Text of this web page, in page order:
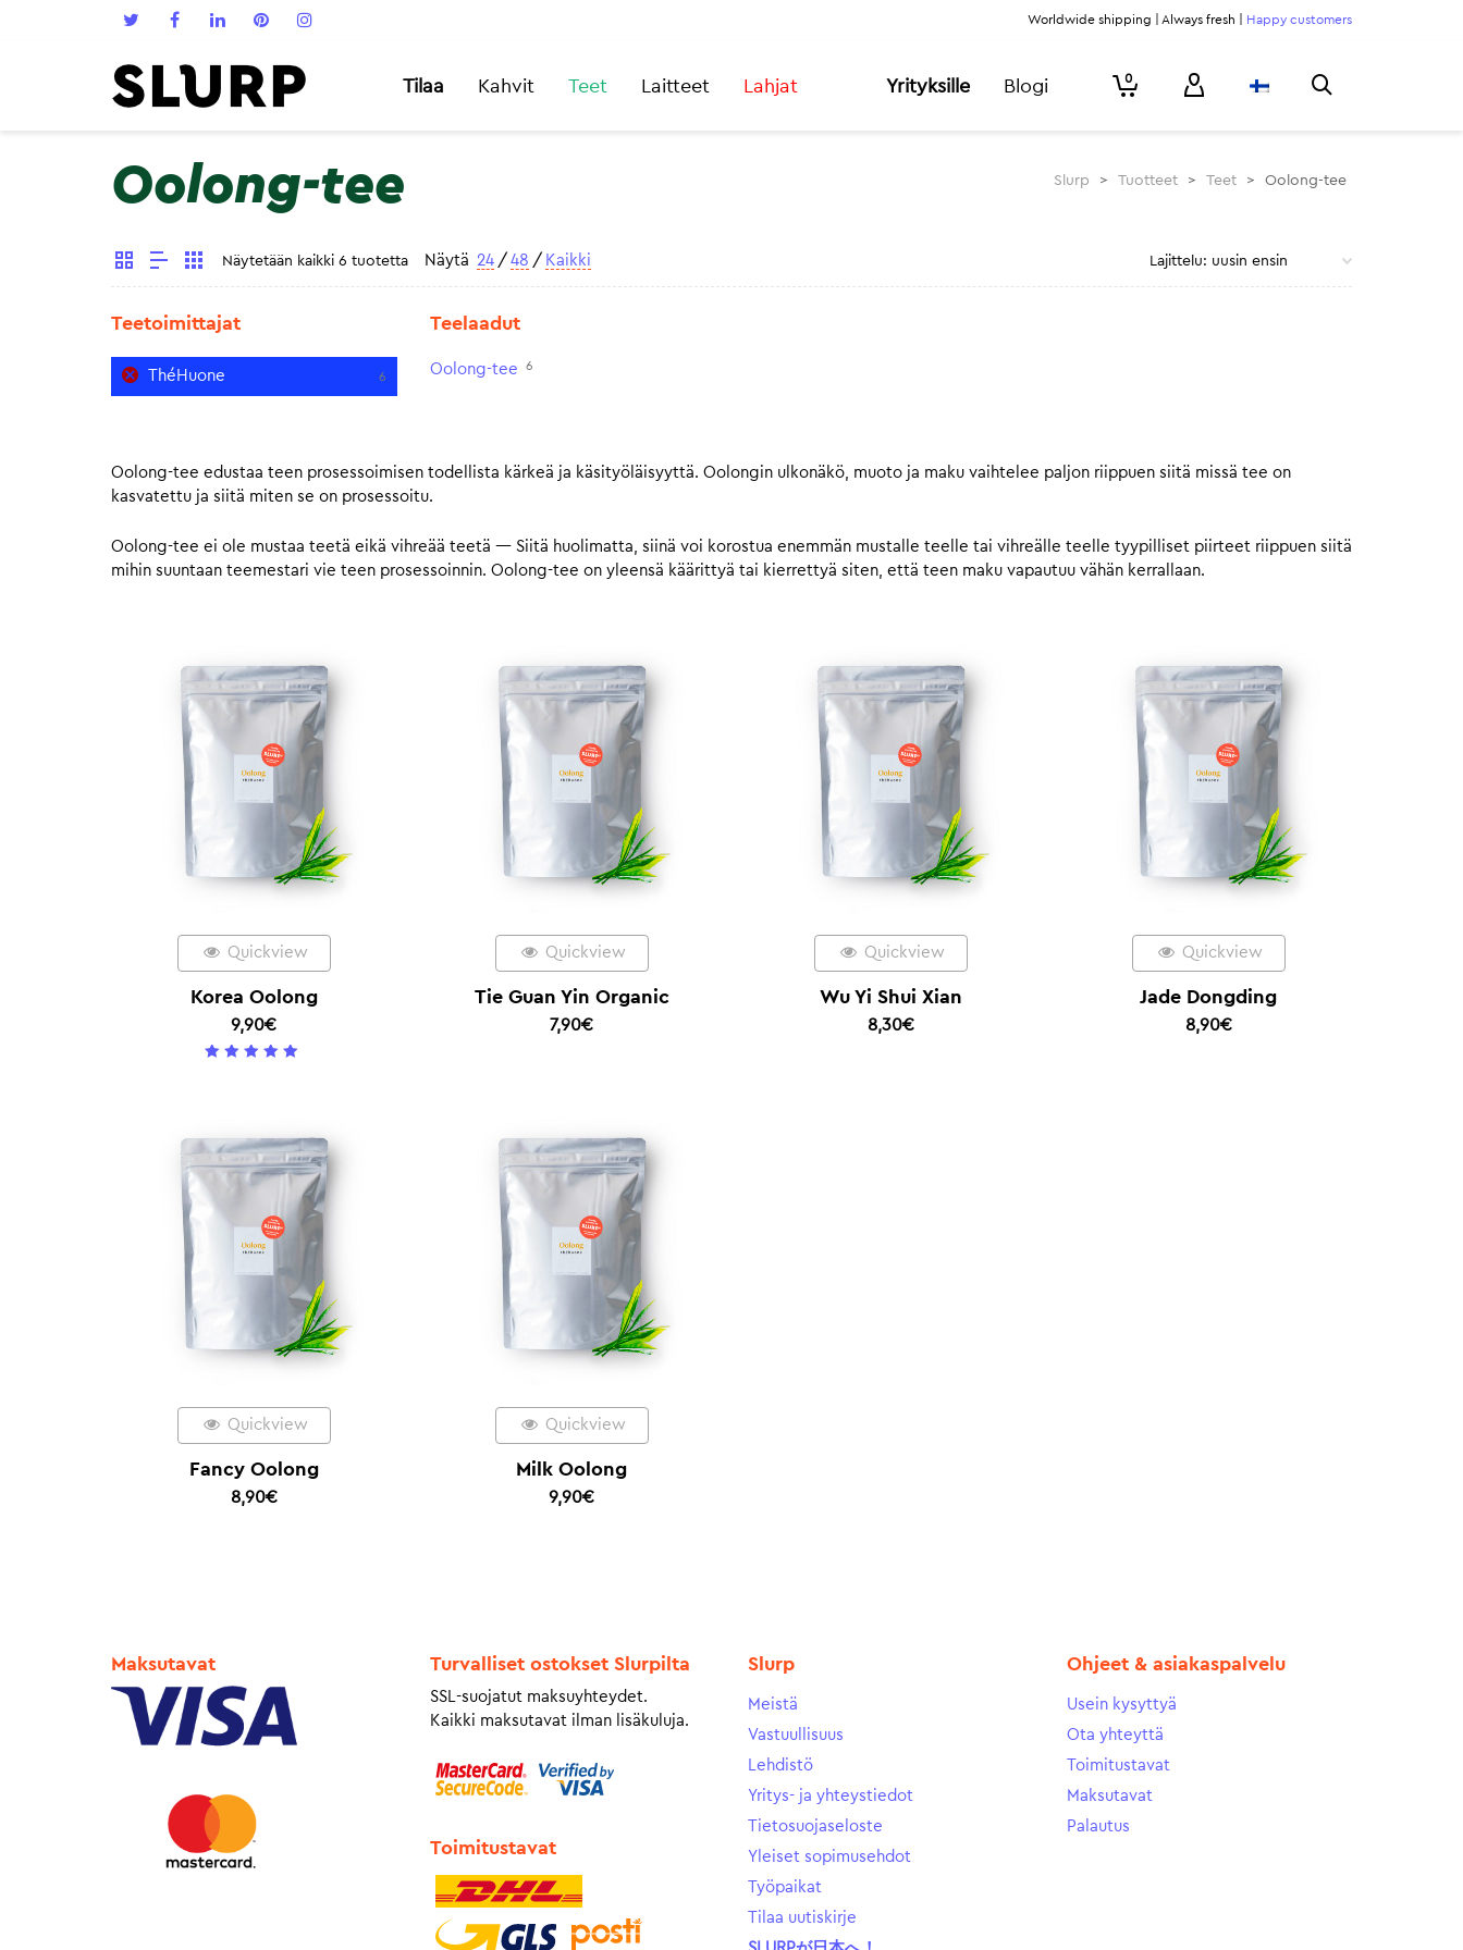
Worldwide shipping | Always fresh | Happy customers
Tilaa Kahvit Teet Laitteet Lahjat Yrityksille Blogi 0
Oolong-tee Slurp > Tuotteet > Teet > Oolong-tee
Näytetään kaikki 6 tuotetta Näytä 24 / 48 / Kaikki
Teetoimittajat
ThéHuone 6
Teelaadut
Oolong-tee 6
Oolong-tee edustaa teen prosessoimisen todellista kärkeä ja käsityöläisyyttä. Oolongin ulkonäkö, muoto ja maku vaihtelee paljon riippuen siitä missä tee on
kasvatettu ja siitä miten se on prosessoitu.
Oolong-tee ei ole mustaa teetä eikä vihreää teetä — Siitä huolimatta, siinä voi korostua enemmän mustalle teelle tai vihreälle teelle tyypilliset piirteet riippuen siitä
mihin suuntaan teemestari vie teen prosessoinnin. Oolong-tee on yleensä käärittyä tai kierrettyä siten, että teen maku vapautuu vähän kerrallaan.
Quickview
Korea Oolong
9,90€
Quickview
Tie Guan Yin Organic
7,90€
Quickview
Wu Yi Shui Xian
8,30€
Quickview
Jade Dongding
8,90€
Quickview
Fancy Oolong
8,90€
Quickview
Milk Oolong
9,90€
Maksutavat Turvalliset ostokset Slurpilta
SSL-suojatut maksuyhteydet.
Kaikki maksutavat ilman lisäkuluja.
Toimitustavat
Slurp
Meistä
Vastuullisuus
Lehdistö
Yritys- ja yhteystiedot
Tietosuojaseloste
Yleiset sopimusehdot
Työpaikat
Tilaa uutiskirje
Ohjeet & asiakaspalvelu
Usein kysyttyä
Ota yhteyttä
Toimitustavat
Maksutavat
Palautus